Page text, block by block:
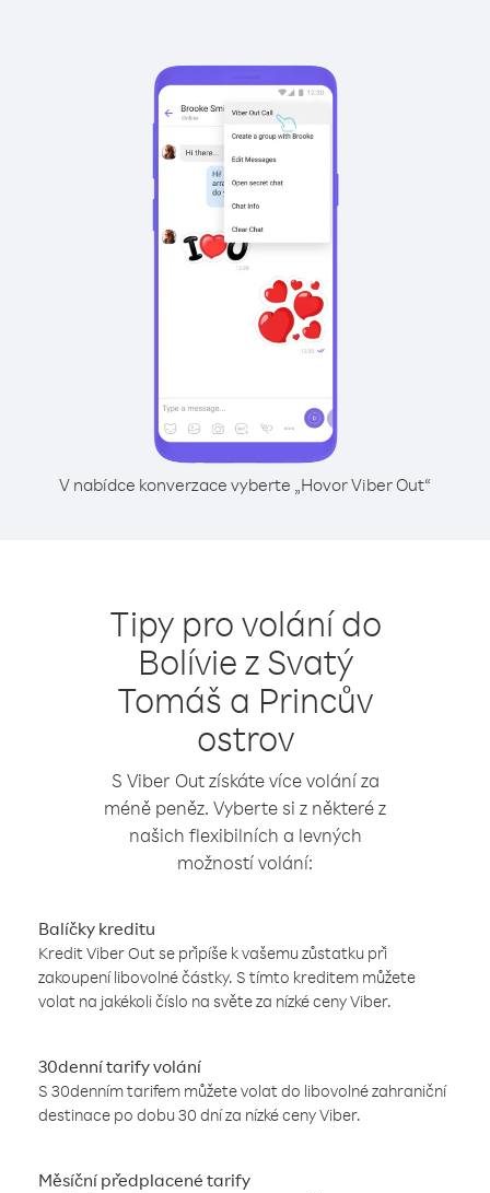
V nabídce konverzace vyberte „Hovor Viber Out“
Tipy pro volání do
Bolívie z Svatý
Tomáš a Princův
ostrov
S Viber Out získáte více volání za
méně peněz. Vyberte si z některé z
našich flexibilních a levných
možností volání:
Balíčky kreditu
Kredit Viber Out se připíše k vašemu zůstatku při
zakoupení libovolné částky. S tímto kreditem můžete
volat na jakékoli číslo na světe za nízké ceny Viber.
30denní tarify volání
S 30denním tarifem můžete volat do libovolné zahraniční
destinace po dobu 30 dní za nízké ceny Viber.
Měsíční předplacené tarify